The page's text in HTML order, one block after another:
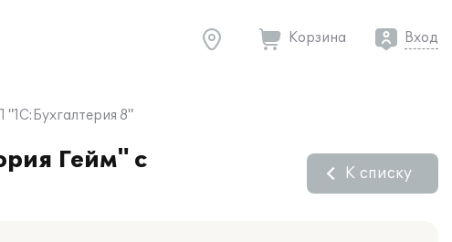
Корзина Вход
"1С:Бухгалтерия 8"
Гейм" с
К списку